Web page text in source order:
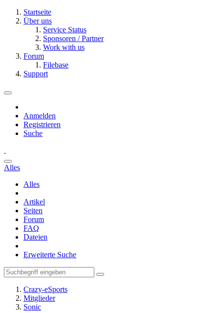
Startseite
Über uns
Service Status
Sponsoren / Partner
Work with us
Forum
Filebase
Support
Anmelden
Registrieren
Suche
Alles
Alles
Artikel
Seiten
Forum
FAQ
Dateien
Erweiterte Suche
Crazy-eSports
Mitglieder
Sonic